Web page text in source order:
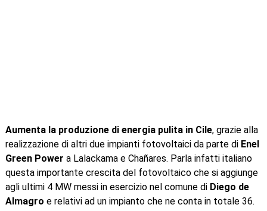
Aumenta la produzione di energia pulita in Cile, grazie alla
realizzazione di altri due impianti fotovoltaici da parte di Enel
Green Power a Lalackama e Chañares. Parla infatti italiano
questa importante crescita del fotovoltaico che si aggiunge
agli ultimi 4 MW messi in esercizio nel comune di Diego de
Almagro e relativi ad un impianto che ne conta in totale 36.